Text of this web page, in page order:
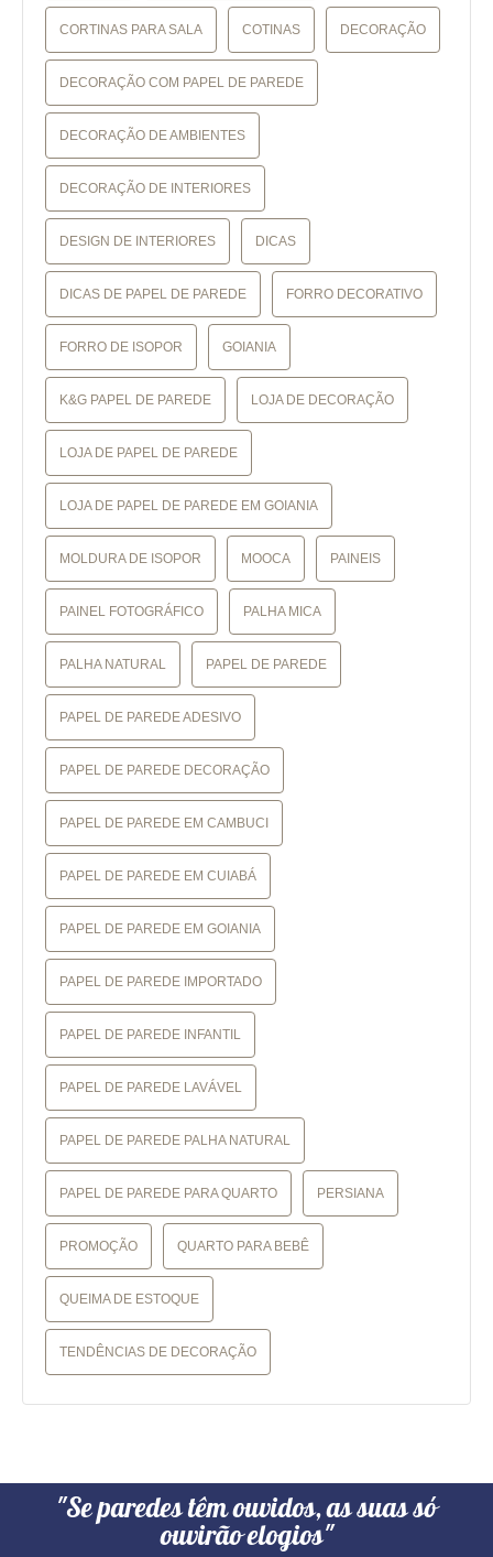
CORTINAS PARA SALA COTINAS DECORAÇÃO
DECORAÇÃO COM PAPEL DE PAREDE
DECORAÇÃO DE AMBIENTES
DECORAÇÃO DE INTERIORES
DESIGN DE INTERIORES DICAS
DICAS DE PAPEL DE PAREDE FORRO DECORATIVO
FORRO DE ISOPOR GOIANIA
K&G PAPEL DE PAREDE LOJA DE DECORAÇÃO
LOJA DE PAPEL DE PAREDE
LOJA DE PAPEL DE PAREDE EM GOIANIA
MOLDURA DE ISOPOR MOOCA PAINEIS
PAINEL FOTOGRÁFICO PALHA MICA
PALHA NATURAL PAPEL DE PAREDE
PAPEL DE PAREDE ADESIVO
PAPEL DE PAREDE DECORAÇÃO
PAPEL DE PAREDE EM CAMBUCI
PAPEL DE PAREDE EM CUIABÁ
PAPEL DE PAREDE EM GOIANIA
PAPEL DE PAREDE IMPORTADO
PAPEL DE PAREDE INFANTIL
PAPEL DE PAREDE LAVÁVEL
PAPEL DE PAREDE PALHA NATURAL
PAPEL DE PAREDE PARA QUARTO PERSIANA
PROMOÇÃO QUARTO PARA BEBÊ
QUEIMA DE ESTOQUE
TENDÊNCIAS DE DECORAÇÃO
"Se paredes têm ouvidos, as suas só
ouvirão elogios"